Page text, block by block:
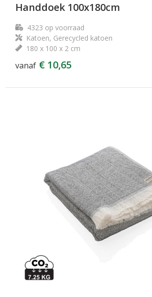
Handdoek 100x180cm
4323 op voorraad
Katoen, Gerecycled katoen
180 x 100 x 2 cm
vanaf € 10,65